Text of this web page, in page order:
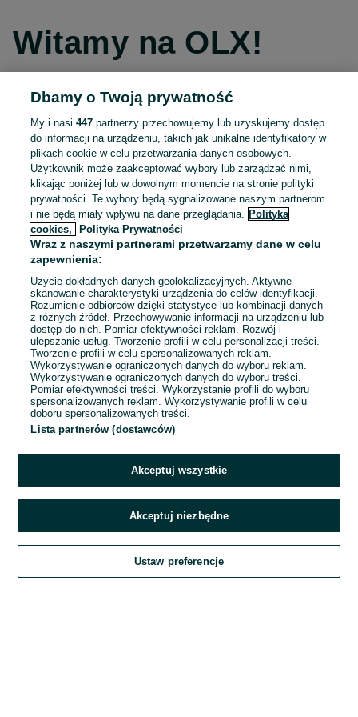
Witamy na OLX!
Kontynuuj przez Facebooka
Kontynuuj przez konto Apple
Kontynuuj przez konto Google
LUB
E-mail
Hasło
Zaloguj się
Kontynuując za pośrednictwem jednego z dostawców wskazanych powyżej,
OLX.pl w jego aktualnym brzmieniu.
Dbamy o Twoją prywatność
My i nasi447 partnerzy przechowujemy lub uzyskujemy dostęp
do informacji na urządzeniu, takich jak unikalne identyfikatory w
plikach cookie w celu przetwarzania danych osobowych.
Użytkownik może zaakceptować wybory lub zarządzać nimi,
klikając poniżej lub w dowolnym momencie na stronie polityki
prywatności. Te wybory będą sygnalizowane naszym partnerom
i nie będą miały wpływu na dane przeglądania.
Polityka
cookies,
Polityka Prywatności
Wraz z naszymi partnerami przetwarzamy dane w celu
zapewnienia:
Użycie dokładnych danych geolokalizacyjnych. Aktywne
skanowanie charakterystyki urządzenia do celów identyfikacji.
Rozumienie odbiorców dzięki statystyce lub kombinacji danych
z różnych źródeł. Przechowywanie informacji na urządzeniu lub
dostęp do nich. Pomiar efektywności reklam. Rozwój i
ulepszanie usług. Tworzenie profili w celu personalizacji treści.
Tworzenie profili w celu spersonalizowanych reklam.
Wykorzystywanie ograniczonych danych do wyboru reklam.
Wykorzystywanie ograniczonych danych do wyboru treści.
Pomiar efektywności treści. Wykorzystanie profili do wyboru
spersonalizowanych reklam. Wykorzystywanie profili w celu
doboru spersonalizowanych treści.
Lista partnerów (dostawców)
Akceptuj wszystkie
Akceptuj niezbędne
Ustaw preferencje